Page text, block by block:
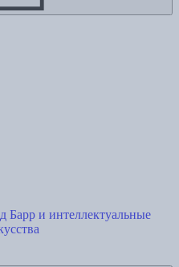
Барр и интеллектуальные